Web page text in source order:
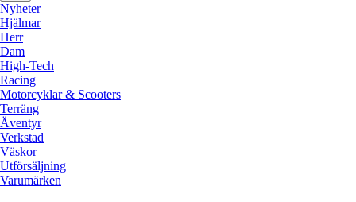
Nyheter
Hjälmar
Herr
Dam
High-Tech
Racing
Motorcyklar & Scooters
Terräng
Äventyr
Verkstad
Väskor
Utförsäljning
Varumärken